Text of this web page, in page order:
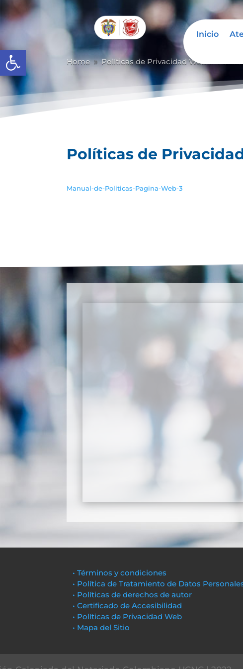
Abrir barra de herramientas
Inicio
Home 9 Políticas de Privacidad Web
Políticas de
Manual-de-Politicas-Pagina-Web-3
• Términos y condiciones
• Política de Tratamiento de Datos
• Políticas de derechos de autor
• Certificado de Accesibilidad
• Políticas de Privacidad Web
• Mapa del Sitio